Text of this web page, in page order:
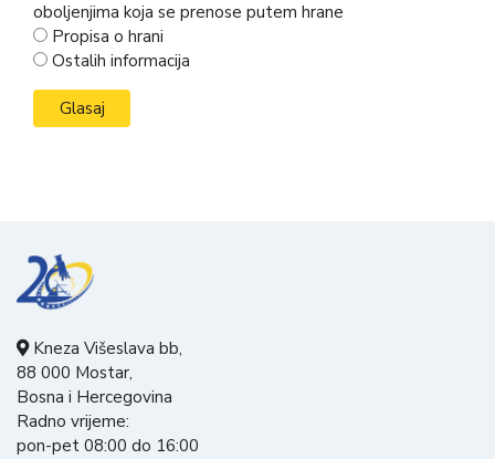
oboljenjima koja se prenose putem hrane
Propisa o hrani
Ostalih informacija
Kneza Višeslava bb,
88 000 Mostar,
Bosna i Hercegovina
Radno vrijeme:
pon-pet 08:00 do 16:00